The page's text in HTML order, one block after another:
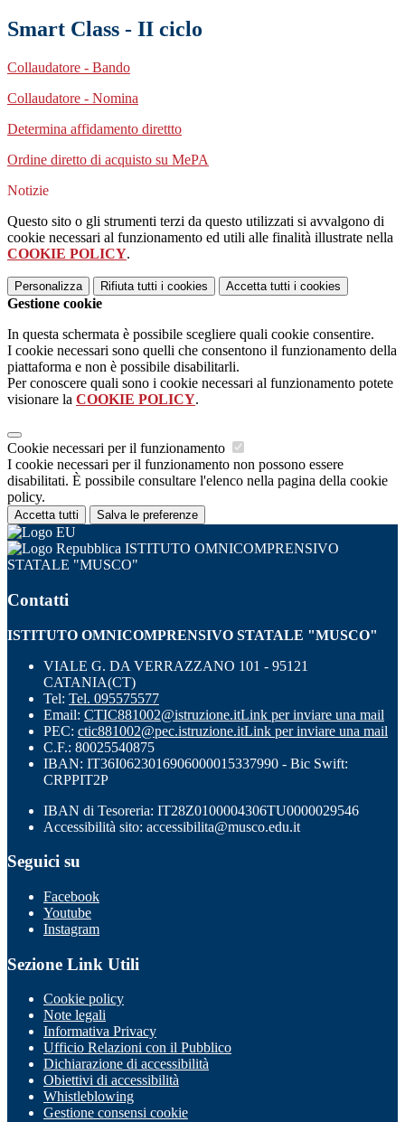
Smart Class - II ciclo
Collaudatore - Bando
Collaudatore - Nomina
Determina affidamento direttto
Ordine diretto di acquisto su MePA
Notizie
Questo sito o gli strumenti terzi da questo utilizzati si avvalgono di
cookie necessari al funzionamento ed utili alle finalità illustrate nella
COOKIE POLICY.
Personalizza Rifiuta tutti i cookies Accetta tutti i cookies
Gestione cookie
In questa schermata è possibile scegliere quali cookie consentire.
I cookie necessari sono quelli che consentono il funzionamento della
piattaforma e non è possibile disabilitarli.
Per conoscere quali sono i cookie necessari al funzionamento potete
visionare la COOKIE POLICY.
Cookie necessari per il funzionamento
I cookie necessari per il funzionamento non possono essere
disabilitati. È possibile consultare l'elenco nella pagina della cookie
policy.
Accetta tutti Salva le preferenze
ISTITUTO OMNICOMPRENSIVO
STATALE "MUSCO"
Contatti
ISTITUTO OMNICOMPRENSIVO STATALE "MUSCO"
VIALE G. DA VERRAZZANO 101 - 95121
CATANIA(CT)
Tel: Tel. 095575577
Email: CTIC881002@istruzione.itLink per inviare una mail
PEC: ctic881002@pec.istruzione.itLink per inviare una mail
C.F.: 80025540875
IBAN: IT36I0623016906000015337990 - Bic Swift:
CRPPIT2P
IBAN di Tesoreria: IT28Z0100004306TU0000029546
Accessibilità sito: accessibilita@musco.edu.it
Seguici su
Facebook
Youtube
Instagram
Sezione Link Utili
Cookie policy
Note legali
Informativa Privacy
Ufficio Relazioni con il Pubblico
Dichiarazione di accessibilità
Obiettivi di accessibilità
Whistleblowing
Gestione consensi cookie